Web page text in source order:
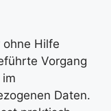
ohne Hilfe
Vorgang
Daten.